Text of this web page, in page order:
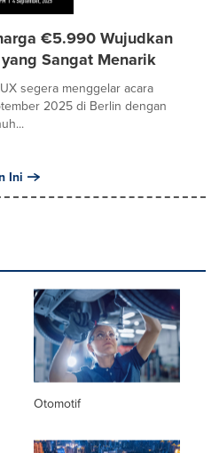
€5.990 Wujudkan
Sangat Menarik
segera menggelar acara
2025 di Berlin dengan
Ini
Otomotif